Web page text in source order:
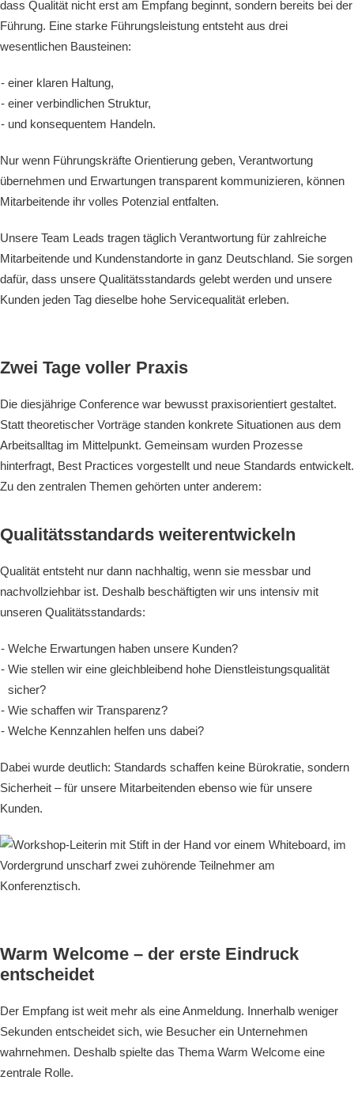
dass Qualität nicht erst am Empfang beginnt, sondern bereits bei der
Führung. Eine starke Führungsleistung entsteht aus drei
wesentlichen Bausteinen:
einer klaren Haltung,
einer verbindlichen Struktur,
und konsequentem Handeln.
Nur wenn Führungskräfte Orientierung geben, Verantwortung
übernehmen und Erwartungen transparent kommunizieren, können
Mitarbeitende ihr volles Potenzial entfalten.
Unsere Team Leads tragen täglich Verantwortung für zahlreiche
Mitarbeitende und Kundenstandorte in ganz Deutschland. Sie sorgen
dafür, dass unsere Qualitätsstandards gelebt werden und unsere
Kunden jeden Tag dieselbe hohe Servicequalität erleben.
Zwei Tage voller Praxis
Die diesjährige Conference war bewusst praxisorientiert gestaltet.
Statt theoretischer Vorträge standen konkrete Situationen aus dem
Arbeitsalltag im Mittelpunkt. Gemeinsam wurden Prozesse
hinterfragt, Best Practices vorgestellt und neue Standards entwickelt.
Zu den zentralen Themen gehörten unter anderem:
Qualitätsstandards weiterentwickeln
Qualität entsteht nur dann nachhaltig, wenn sie messbar und
nachvollziehbar ist. Deshalb beschäftigten wir uns intensiv mit
unseren Qualitätsstandards:
Welche Erwartungen haben unsere Kunden?
Wie stellen wir eine gleichbleibend hohe Dienstleistungsqualität
sicher?
Wie schaffen wir Transparenz?
Welche Kennzahlen helfen uns dabei?
Dabei wurde deutlich: Standards schaffen keine Bürokratie, sondern
Sicherheit – für unsere Mitarbeitenden ebenso wie für unsere
Kunden.
Warm Welcome – der erste Eindruck
entscheidet
Der Empfang ist weit mehr als eine Anmeldung. Innerhalb weniger
Sekunden entscheidet sich, wie Besucher ein Unternehmen
wahrnehmen. Deshalb spielte das Thema Warm Welcome eine
zentrale Rolle.